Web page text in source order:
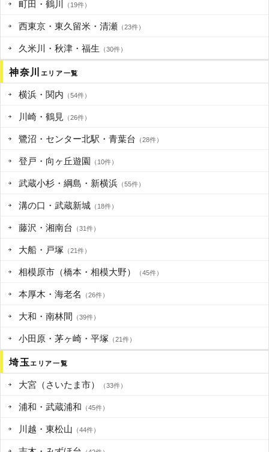
町田・鶴川 （19件）
西東京・東久留米・清瀬 （23件）
久米川・秋津・福生 （30件）
神奈川 エリア一覧
横浜・関内 （54件）
川崎・鶴見 （26件）
鷺沼・センター北駅・青葉台 （28件）
登戸・向ヶ丘遊園 （10件）
武蔵小杉・綱島・新横浜 （55件）
溝の口・武蔵新城 （18件）
藤沢・湘南台 （31件）
大船・戸塚 （21件）
相模原市（橋本・相模大野） （45件）
本厚木・海老名 （26件）
大和・南林間 （39件）
小田原・茅ヶ崎・平塚 （21件）
埼玉エリア一覧
大宮（さいたま市） （33件）
浦和・武蔵浦和 （45件）
川越・東松山 （44件）